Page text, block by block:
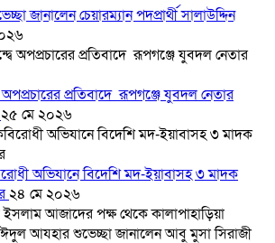
জানালেন চেয়ারম্যান পদপ্রার্থী সালাউদ্দিন
অপপ্রচারের প্রতিবাদে ‎রূপগঞ্জে যুবদল নেতার
২৫ মে ২০২৬
অভিযানে বিদেশি মদ-ইয়াবাসহ ৩ মাদক
২৪ মে ২০২৬